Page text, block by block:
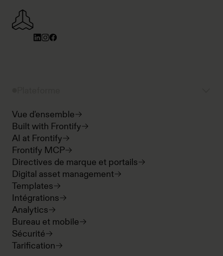
Vue d'ensemble
Built with Frontify
AI at Frontify
Frontify MCP
Directives de marque et portails
Digital asset management
Templates
Intégrations
Analytics
Bureau et mobile
Sécurité
Tarification